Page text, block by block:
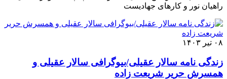
راهیان نور و کارهای جهادیست
۰۸ تیر ۱۴۰۳
زندگی نامه سالار عقیلی/بیوگرافی سالار عقیلی و
همسرش حریر شریعت زاده